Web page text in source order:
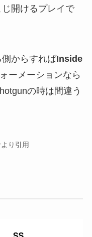
開けるプレイで
からすればInside
ーメーションなら
の時は間違う
り引用